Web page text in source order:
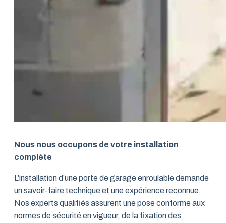
Nous nous occupons de votre installation
complète
L’installation d’une porte de garage enroulable demande
un savoir-faire technique et une expérience reconnue.
Nos experts qualifiés assurent une pose conforme aux
normes de sécurité en vigueur, de la fixation des